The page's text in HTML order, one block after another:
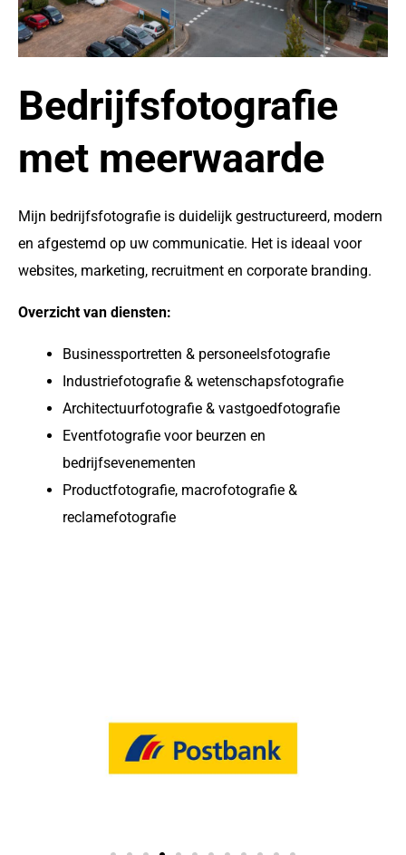
Bedrijfsfotografie
met meerwaarde
Mijn bedrijfsfotografie is duidelijk gestructureerd, modern
en afgestemd op uw communicatie. Het is ideaal voor
websites, marketing, recruitment en corporate branding.
Overzicht van diensten:
Businessportretten & personeelsfotografie
Industriefotografie & wetenschapsfotografie
Architectuurfotografie & vastgoedfotografie
Eventfotografie voor beurzen en
bedrijfsevenementen
Productfotografie, macrofotografie &
reclamefotografie